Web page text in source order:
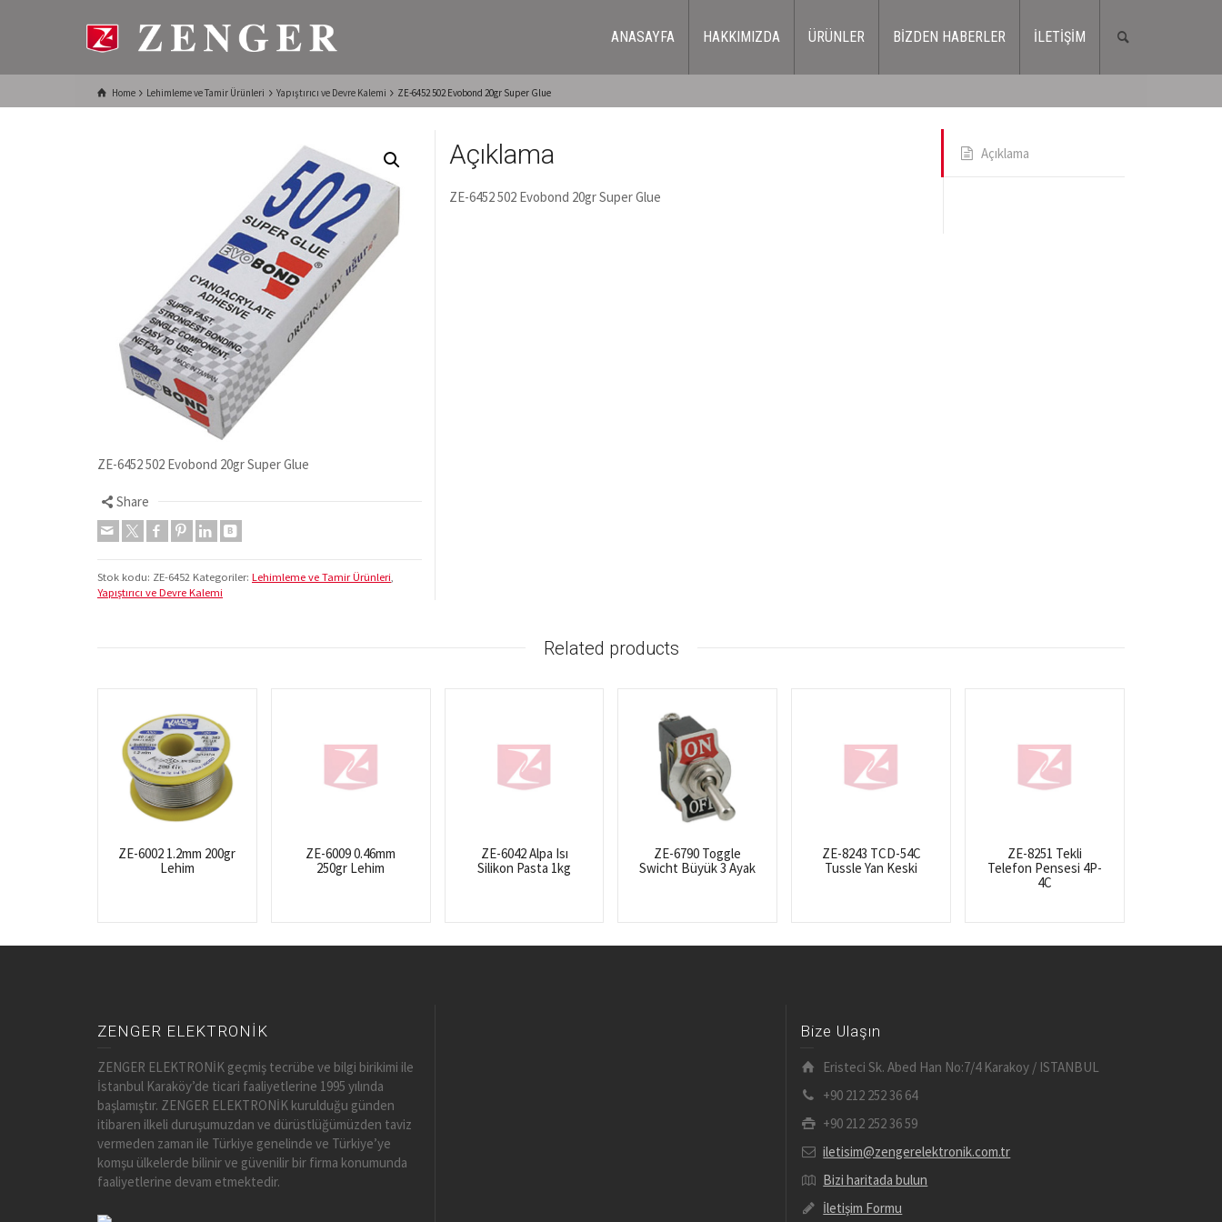
ANASAYFA HAKKIMIZDA ÜRÜNLER BİZDEN HABERLER İLETİŞİM
Home Lehimleme ve Tamir Ürünleri Yapıştırıcı ve Devre Kalemi ZE-6452 502 Evobond 20gr Super Glue
ZE-6452 502 Evobond 20gr Super Glue
Share
Stok kodu: ZE-6452 Kategoriler: Lehimleme ve Tamir Ürünleri
Yapıştırıcı ve Devre Kalemi
Açıklama
Açıklama
ZE-6452 502 Evobond 20gr Super Glue
Related products
ZE-6002 1.2mm 200gr
Lehim
ZE-6009 0.46mm
250gr Lehim
ZE-6042 Alpa Isı
Silikon Pasta 1kg
ZE-6790 Toggle
Swicht Büyük 3 Ayak
ZE-8243 TCD-54C
Tussle Yan Keski
ZE-8251 Tekli
Telefon Pensesi 4P-
4C
ZENGER ELEKTRONİK
ZENGER ELEKTRONİK geçmiş tecrübe ve bilgi birikimi ile
İstanbul Karaköy’de ticari faaliyetlerine 1995 yılında
başlamıştır. ZENGER ELEKTRONİK kurulduğu günden
itibaren ilkeli duruşumuzdan ve dürüstlüğümüzden taviz
vermeden zaman ile Türkiye genelinde ve Türkiye’ye
komşu ülkelerde bilinir ve güvenilir bir firma konumunda
faaliyetlerine devam etmektedir.
Bize Ulaşın
Eristeci Sk. Abed Han No:7/4 Karakoy / ISTANBUL
+90 212 252 36 64
+90 212 252 36 59
iletisim@zengerelektronik.com.tr
Bizi haritada bulun
İletişim Formu